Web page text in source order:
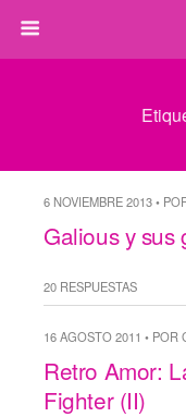
6 NOVIEMBRE 2013 •
Galious y sus
20 RESPUESTAS
16 AGOSTO 2011 • POR
Retro Amor:
Fighter (II)